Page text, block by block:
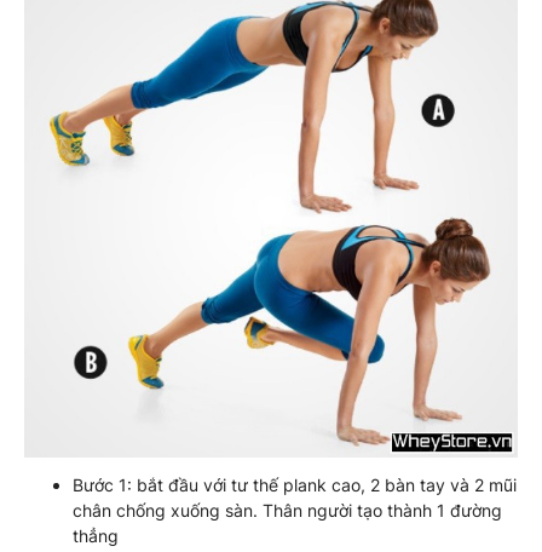
Bước 1: bắt đầu với tư thế plank cao, 2 bàn tay và 2 mũi
chân chống xuống sàn. Thân người tạo thành 1 đường
thẳng